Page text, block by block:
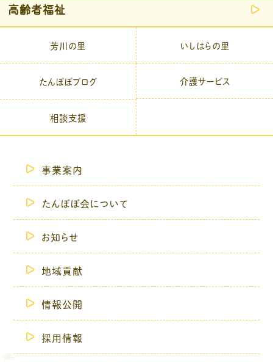
高齢者福祉
芳川の里 いしはらの里
たんぽぽブログ 介護サービス
相談支援
事業案内
たんぽぽ会について
お知らせ
地域貢献
情報公開
採用情報